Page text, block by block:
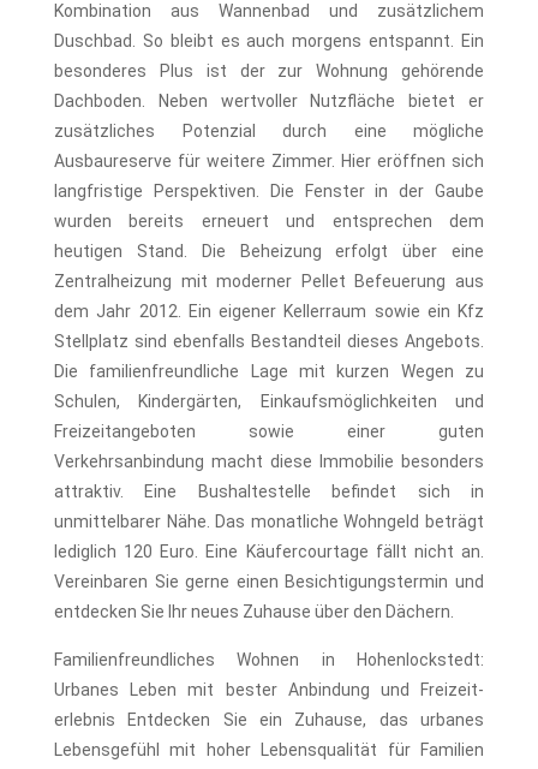
Kombination aus Wannenbad und zusätzlichem
Duschbad. So bleibt es auch morgens entspannt. Ein
besonderes Plus ist der zur Wohnung gehörende
Dachboden. Neben wertvoller Nutzfläche bietet er
zusätzliches Potenzial durch eine mögliche
Ausbaureserve für weitere Zimmer. Hier eröffnen sich
langfristige Perspektiven. Die Fenster in der Gaube
wurden bereits erneuert und entsprechen dem
heutigen Stand. Die Beheizung erfolgt über eine
Zentralheizung mit moderner Pellet Befeuerung aus
dem Jahr 2012. Ein eigener Kellerraum sowie ein Kfz
Stellplatz sind ebenfalls Bestandteil dieses Angebots.
Die familienfreundliche Lage mit kurzen Wegen zu
Schulen, Kindergärten, Einkaufsmöglichkeiten und
Freizeitangeboten sowie einer guten
Verkehrsanbindung macht diese Immobilie besonders
attraktiv. Eine Bushaltestelle befindet sich in
unmittelbarer Nähe. Das monatliche Wohngeld beträgt
lediglich 120 Euro. Eine Käufercourtage fällt nicht an.
Vereinbaren Sie gerne einen Besichtigungstermin und
entdecken Sie Ihr neues Zuhause über den Dächern.
Familienfreundliches Wohnen in Hohenlockstedt:
Urbanes Leben mit bester Anbindung und Freizeit­
erlebnis Entdecken Sie ein Zuhause, das urbanes
Lebensgefühl mit hoher Lebensqualität für Familien